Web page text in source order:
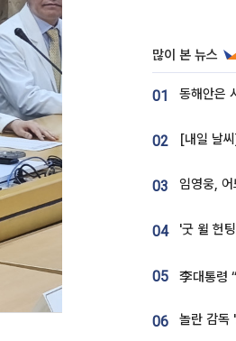
많이 본 뉴스
01
02
03
04
05
06